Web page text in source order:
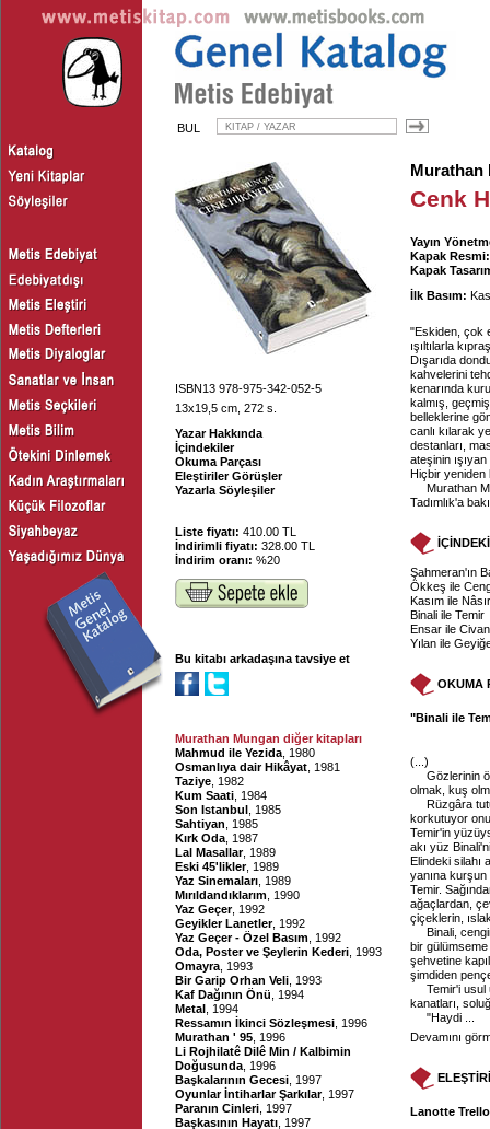
BUL
ISBN13 978-975-342-052-5
13x19,5 cm, 272 s.
Yazar Hakkında
İçindekiler
Okuma Parçası
Eleştiriler Görüşler
Yazarla Söyleşiler
Liste fiyatı: 410.00 TL
İndirimli fiyatı: 328.00 TL
İndirim oranı: %20
Bu kitabı arkadaşına tavsiye et
Murathan Mungan diğer kitapları
Mahmud ile Yezida , 1980
Osmanlıya dair Hikâyat , 1981
Taziye , 1982
Kum Saati , 1984
Son Istanbul , 1985
Sahtiyan , 1985
Kırk Oda , 1987
Lal Masallar, 1989
Eski 45'likler, 1989
Yaz Sinemaları , 1989
Mırıldandıklarım , 1990
Yaz Geçer, 1992
Geyikler Lanetler, 1992
Yaz Geçer - Özel Basım , 1992
Oda, Poster ve Şeylerin Kederi , 1993
Omayra , 1993
Bir Garip Orhan Veli , 1993
Kaf Dağının Önü , 1994
Metal , 1994
Ressamın İkinci Sözleşmesi , 1996
Murathan ' 95 , 1996
Li Rojhilatê Dilê Min / Kalbimin
Doğusunda , 1996
Başkalarının Gecesi , 1997
Oyunlar İntiharlar Şarkılar, 1997
Paranın Cinleri , 1997
Başkasının Hayatı , 1997
Murathan
Cenk
Yayın
Kapak Resmi:
Kapak
İlk Basım:
"Eskiden, çok
ışıltılarla
Dışarıda
kahvelerini
kenarında
kalmış,
belleklerine
canlı kılarak
destanları,
ateşinin
Hiçbir yeniden
Murathan
Tadımlık'a
Şahmeran'ın
Ökkeş ile
Kasım ile Nâsır
Binali ile Temir
Ensar ile Civan
Yılan ile
OKUMA
"Binali ile
(...)
Gözlerinin
olmak, kuş
Rüzgâra
korkutuyor
Temir'in
akı yüz
Elindeki silahı
yanına kurşun
Temir.
ağaçlardan,
çiçeklerin,
Binali,
bir gülümseme
şehvetine
şimdiden
Temir'i usul
kanatları,
"Haydi ...
Devamını
Lanotte